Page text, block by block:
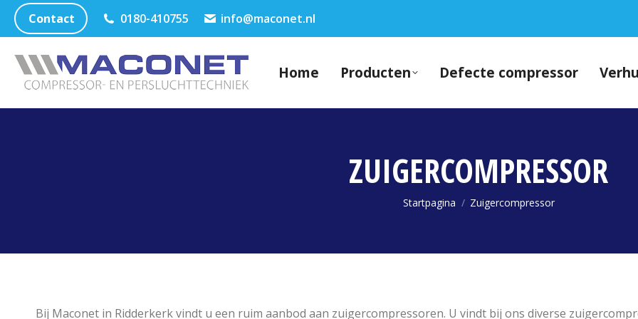
Contact 0180-410755 info@maconet.nl
Home Producten Defecte compressor
ZUIGERCOMPRESSOR
Je bent hier:
Startpagina Zuigercompressor
Bij Maconet in Ridderkerk vindt u een ruim aanbod aan zuigercompressoren. U vindt bij ons diverse